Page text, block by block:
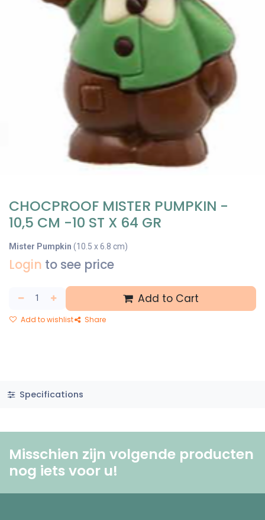
CHOCPROOF MISTER PUMPKIN -
10,5 CM -10 ST X 64 GR
Mister Pumpkin (10.5 x 6.8 cm)
Login to see price
Add to Cart
Add to wishlist Share
Specifications
Misschien zijn volgende producten
nog iets voor u! ​